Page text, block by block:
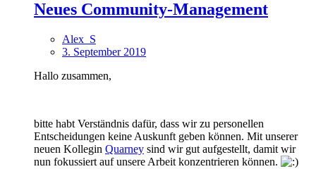
Neues Community-Management
Alex_S
3. September 2019
Hallo zusammen,
bitte habt Verständnis dafür, dass wir zu personellen
Entscheidungen keine Auskunft geben können. Mit unserer
neuen Kollegin Quarney sind wir gut aufgestellt, damit wir
nun fokussiert auf unsere Arbeit konzentrieren können.